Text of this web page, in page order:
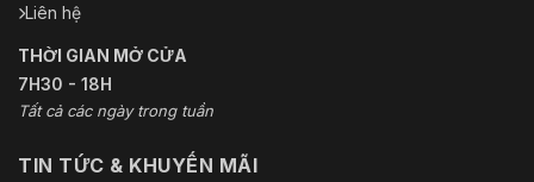
Liên hệ
THỜI GIAN MỞ CỬA
7H30 - 18H
Tất cả các ngày trong tuần
TIN TỨC & KHUYẾN MÃI